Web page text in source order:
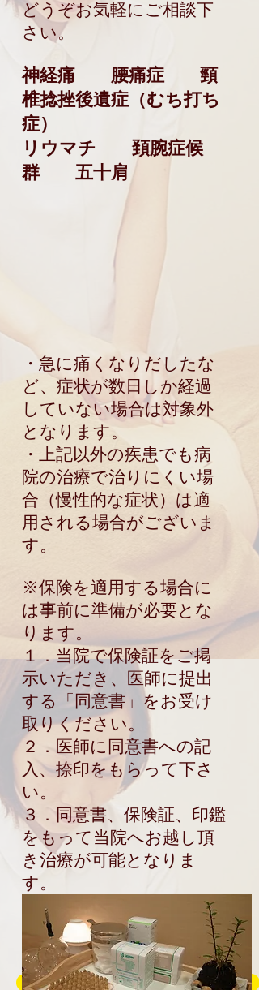
どうぞお気軽にご相談下
さい。
神経痛 腰痛症 頸
椎捻挫後遺症（むち打ち
症）
リウマチ 頚腕症候
群 五十肩
・急に痛くなりだしたな
ど、症状が数日しか経過
していない場合は対象外
となります。
・上記以外の疾患でも病
院の治療で治りにくい場
合（慢性的な症状）は適
用される場合がございま
す。
※保険を適用する場合に
は事前に準備が必要とな
ります。
１．当院で保険証をご掲
示いただき、医師に提出
する「同意書」をお受け
取りください。
２．医師に同意書への記
入、捺印をもらって下さ
い。
３．同意書、保険証、印鑑
をもって当院へお越し頂
き治療が可能となりま
す。
ご予約・お問い合わせはこちら